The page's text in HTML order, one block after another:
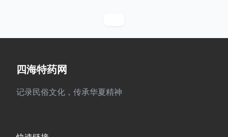
四海特药网
记录民俗文化，传承华夏精神